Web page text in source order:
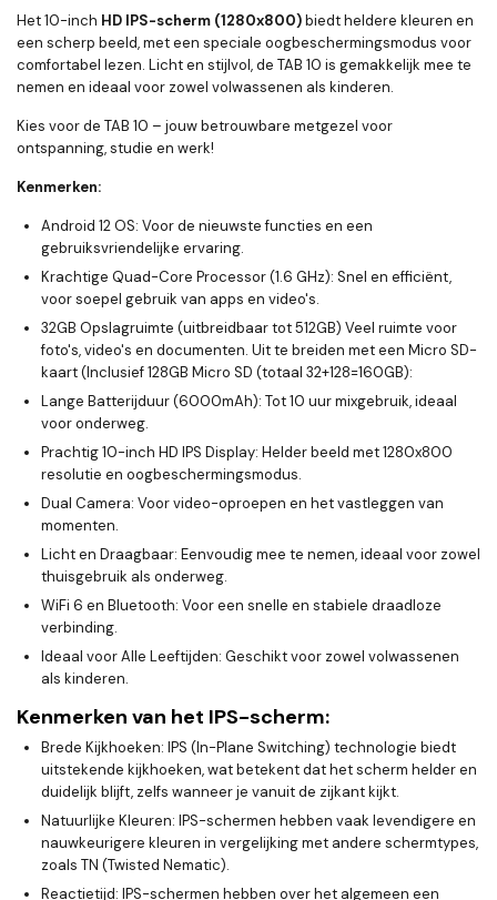
Het 10-inch HD IPS-scherm (1280x800)biedt heldere kleuren en
een scherp beeld, met een speciale oogbeschermingsmodus voor
comfortabel lezen. Licht en stijlvol, de TAB 10 is gemakkelijk mee te
nemen en ideaal voor zowel volwassenen als kinderen.
Kies voor de TAB 10 – jouw betrouwbare metgezel voor
ontspanning, studie en werk!
Kenmerken:
Android 12 OS: Voor de nieuwste functies en een
gebruiksvriendelijke ervaring.
Krachtige Quad-Core Processor (1.6 GHz): Snel en efficiënt,
voor soepel gebruik van apps en video's.
32GB Opslagruimte (uitbreidbaar tot 512GB) Veel ruimte voor
foto's, video's en documenten. Uit te breiden met een Micro SD-
kaart (Inclusief 128GB Micro SD (totaal 32+128=160GB):
Lange Batterijduur (6000mAh): Tot 10 uur mixgebruik, ideaal
voor onderweg.
Prachtig 10-inch HD IPS Display: Helder beeld met 1280x800
resolutie en oogbeschermingsmodus.
Dual Camera: Voor video-oproepen en het vastleggen van
momenten.
Licht en Draagbaar: Eenvoudig mee te nemen, ideaal voor zowel
thuisgebruik als onderweg.
WiFi 6 en Bluetooth: Voor een snelle en stabiele draadloze
verbinding.
Ideaal voor Alle Leeftijden: Geschikt voor zowel volwassenen
als kinderen.
Kenmerken van het IPS-scherm:
Brede Kijkhoeken: IPS (In-Plane Switching) technologie biedt
uitstekende kijkhoeken, wat betekent dat het scherm helder en
duidelijk blijft, zelfs wanneer je vanuit de zijkant kijkt.
Natuurlijke Kleuren: IPS-schermen hebben vaak levendigere en
nauwkeurigere kleuren in vergelijking met andere schermtypes,
zoals TN (Twisted Nematic).
Reactietijd: IPS-schermen hebben over het algemeen een